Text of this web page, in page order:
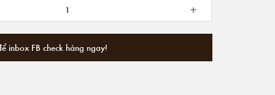
+
inbox FB check hàng ngay!